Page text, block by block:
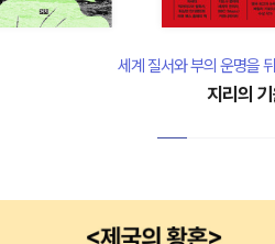
세계 질서와 부의 운명을
지리의